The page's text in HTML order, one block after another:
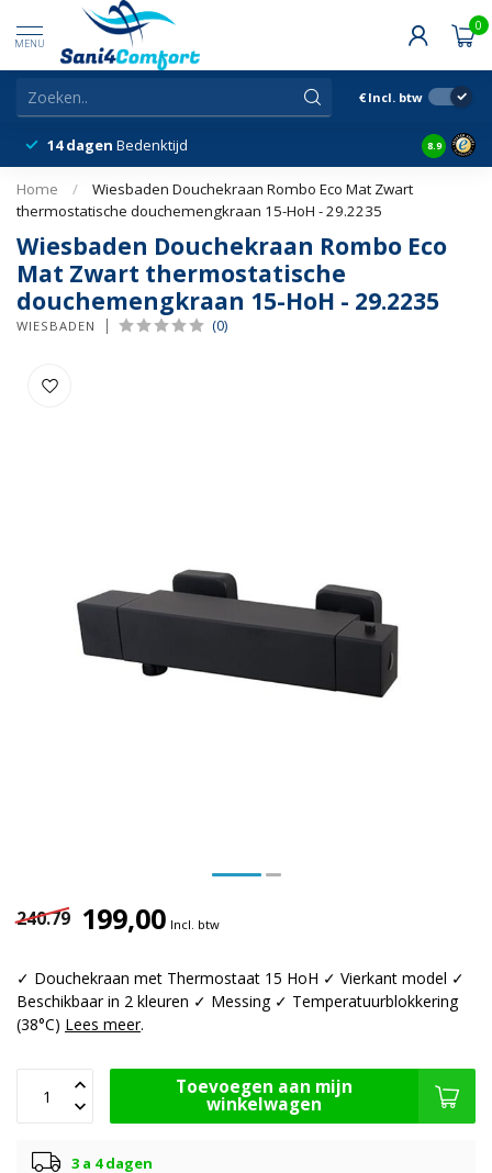
MENU
0
€ Incl. btw
14 dagen Bedenktijd Snelle
8.9
Home /
Wiesbaden Douchekraan Rombo Eco Mat Zwart
thermostatische douchemengkraan 15-HoH - 29.2235
Wiesbaden Douchekraan Rombo Eco
Mat Zwart thermostatische
douchemengkraan 15-HoH - 29.2235
WIESBADEN (0)
240.79 199,00 Incl. btw
✓ Douchekraan met Thermostaat 15 HoH ✓ Vierkant model ✓
Beschikbaar in 2 kleuren ✓ Messing ✓ Temperatuurblokkering
(38°C) Lees meer.
Toevoegen aan mijn
winkelwagen
3 a 4 dagen